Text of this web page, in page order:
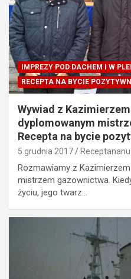
IMPREZY POD DACHEM I W
RECEPTA NA BYCIE
Wywiad z
dyplomowanym
Recepta na bycie
5 grudnia 2017
Rozmawiamy z
mistrzem gazownictwa.
życiu, jego twarz…